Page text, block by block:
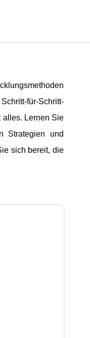
für-Schritt-
alles. Lernen Sie
Strategien und
sich bereit, die